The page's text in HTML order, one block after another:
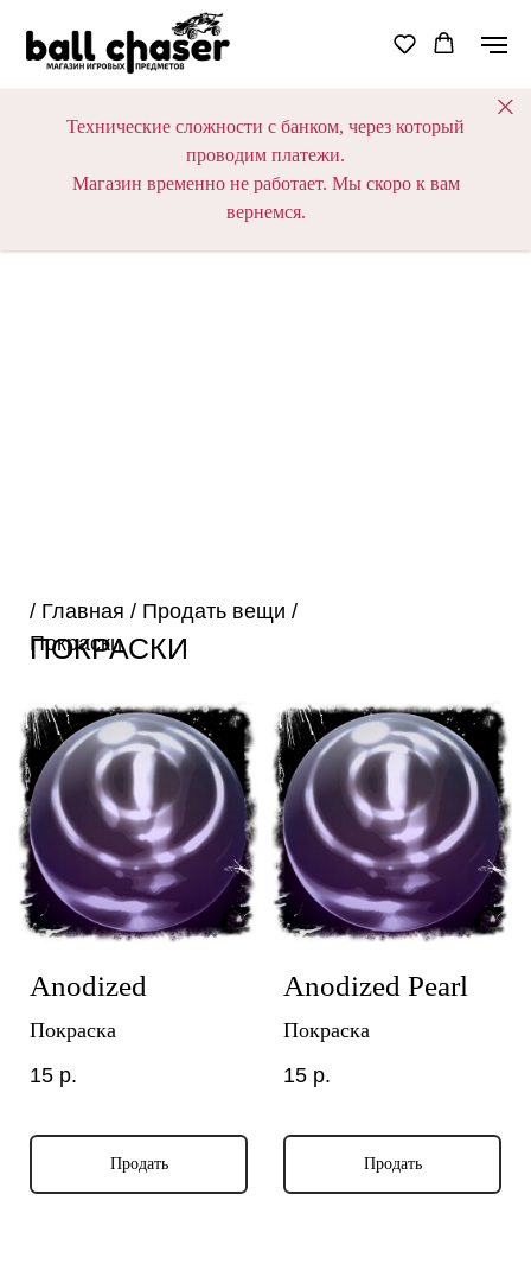
Технические сложности с банком, через который
проводим платежи.
Магазин временно не работает. Мы скоро к вам
вернемся.
ПОКРАСКИ
/ Главная / Продать вещи /
Покраски
Anodized
Покраска
15 р.
Продать
Anodized Pearl
Покраска
15 р.
Продать